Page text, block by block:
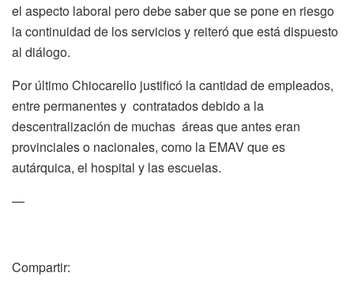
el aspecto laboral pero debe saber que se pone en riesgo
la continuidad de los servicios y reiteró que está dispuesto
al diálogo.
Por último Chiocarello justificó la cantidad de empleados,
entre permanentes y contratados debido a la
descentralización de muchas áreas que antes eran
provinciales o nacionales, como la EMAV que es
autárquica, el hospital y las escuelas.
—
Compartir: